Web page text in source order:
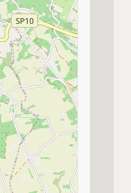
terreno
familiari